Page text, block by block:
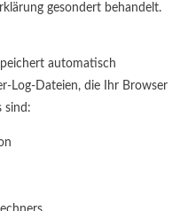
gesondert behandelt.
automatisch
Log-Dateien, die Ihr Browser
sind: